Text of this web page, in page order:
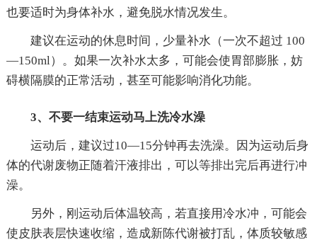
也要适时为身体补水，避免脱水情况发生。
建议在运动的休息时间，少量补水（一次不超过 100
—150ml）。如果一次补水太多，可能会使胃部膨胀，妨
碍横隔膜的正常活动，甚至可能影响消化功能。
3、不要一结束运动马上洗冷水澡
运动后，建议过10—15分钟再去洗澡。因为运动后身
体的代谢废物正随着汗液排出，可以等排出完后再进行冲
澡。
另外，刚运动后体温较高，若直接用冷水冲，可能会
使皮肤表层快速收缩，造成新陈代谢被打乱，体质较敏感